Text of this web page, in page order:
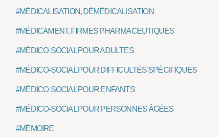
#MÉDICALISATION, DÉMÉDICALISATION
#MÉDICAMENT, FIRMES PHARMACEUTIQUES
#MÉDICO-SOCIAL POUR ADULTES
#MÉDICO-SOCIAL POUR DIFFICULTÉS SPÉCIFIQUES
#MÉDICO-SOCIAL POUR ENFANTS
#MÉDICO-SOCIAL POUR PERSONNES ÂGÉES
#MÉMOIRE